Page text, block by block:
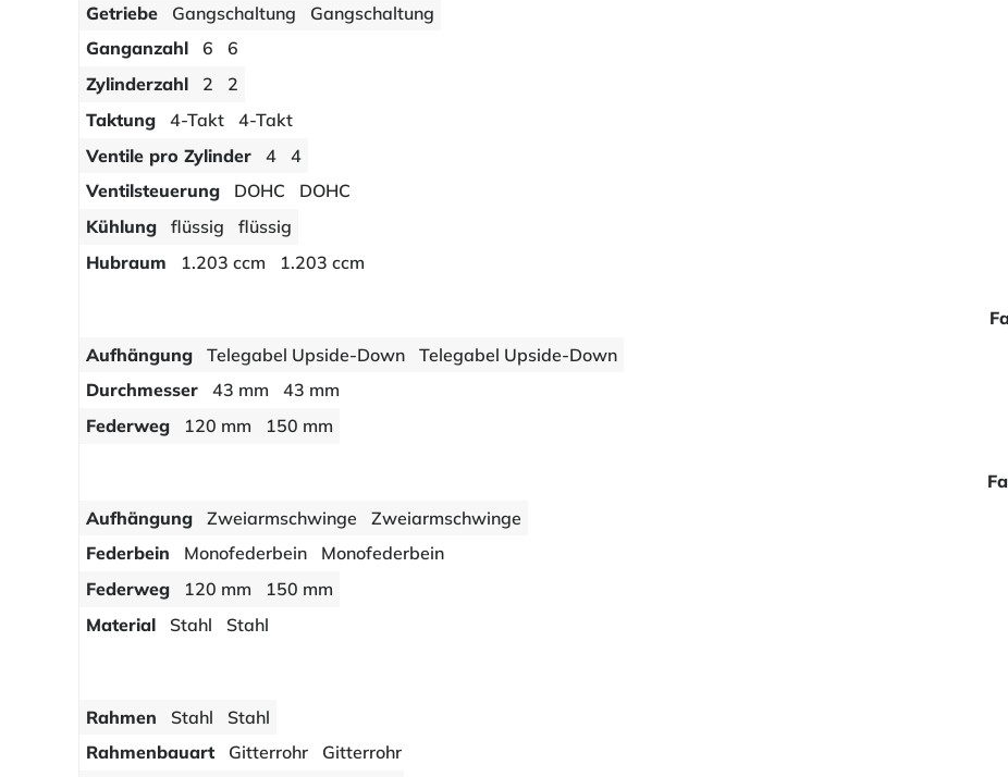
Getriebe
Gangschaltung
Gangschaltung
Ganganzahl
6
6
Zylinderzahl
2
2
Taktung
4-Takt
4-Takt
Ventile pro Zylinder
4
4
Ventilsteuerung
DOHC
DOHC
Kühlung
flüssig
flüssig
Hubraum
1.203 ccm 1.203 ccm
Aufhängung
Telegabel Upside-Down
Telegabel Upside-Down
Durchmesser
43 mm
43 mm
Federweg
120 mm 150 mm
Aufhängung
Zweiarmschwinge
Zweiarmschwinge
Federbein
Monofederbein
Monofederbein
Federweg
120 mm
150 mm
Material
Stahl Stahl
Rahmen
Stahl
Stahl
Rahmenbauart
Gitterrohr Gitterrohr